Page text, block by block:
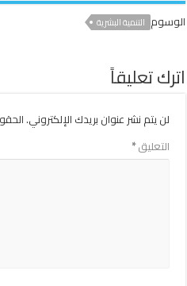
الوسوم التنمية البشرية
اترك تعليقاً
لن يتم نشر عنوان بريدك الإلكتروني.
التعليق*